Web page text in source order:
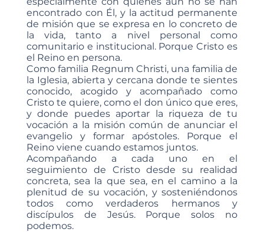
encontrado con Él, y la actitud permanente
de misión que se expresa en lo concreto de
la vida, tanto a nivel personal como
comunitario e institucional. Porque Cristo es
el Reino en persona.
Como familia Regnum Christi, una familia de
la Iglesia, abierta y cercana donde te sientes
conocido, acogido y acompañado como
Cristo te quiere, como el don único que eres,
y donde puedes aportar la riqueza de tu
vocación a la misión común de anunciar el
evangelio y formar apóstoles. Porque el
Reino viene cuando estamos juntos.
Acompañando a cada uno en el
seguimiento de Cristo desde su realidad
concreta, sea la que sea, en el camino a la
plenitud de su vocación, y sosteniéndonos
todos como verdaderos hermanos y
discípulos de Jesús. Porque solos no
podemos.